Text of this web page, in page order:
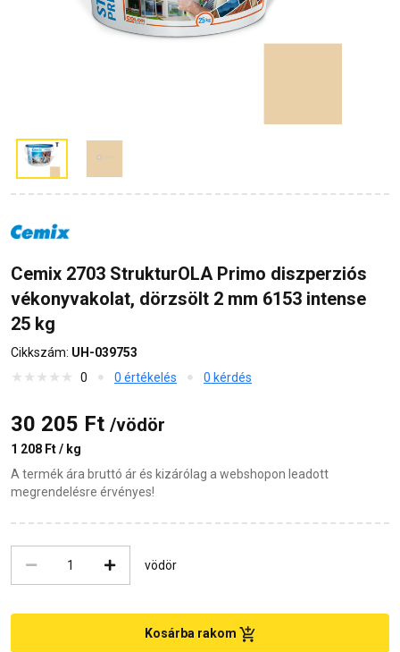
Cemix 2703 StrukturOLA Primo diszperziós
vékonyvakolat, dörzsölt 2 mm 6153 intense
25 kg
Cikkszám: UH-039753
0
0 értékelés 0 kérdés
30 205 Ft /vödör
1 208 Ft / kg
A termék ára bruttó ár és kizárólag a webshopon leadott
megrendelésre érvényes!
vödör
Kosárba rakom